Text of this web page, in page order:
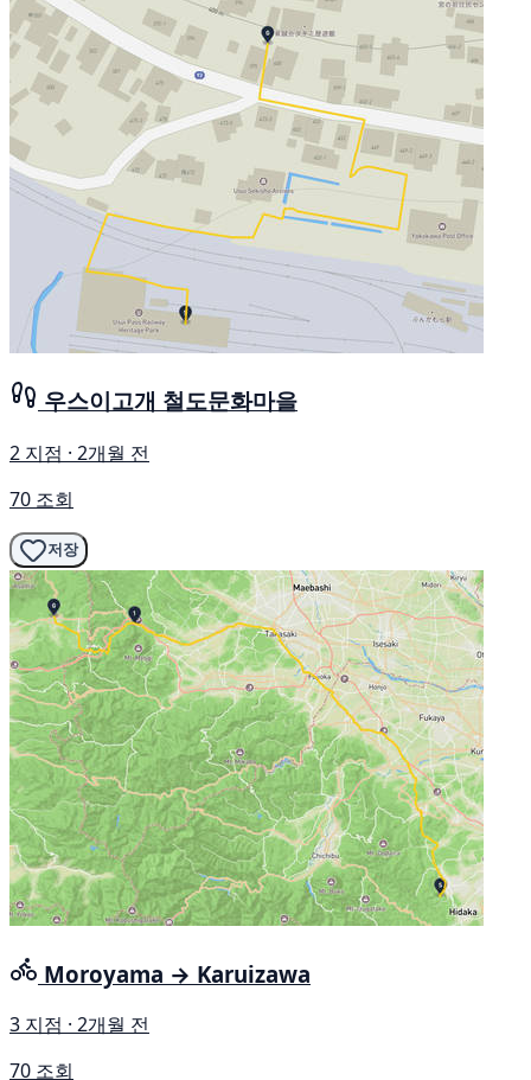
우스이고개 철도문화마을
2 지점 · 2개월 전
70 조회
저장
Moroyama → Karuizawa
3 지점 · 2개월 전
70 조회